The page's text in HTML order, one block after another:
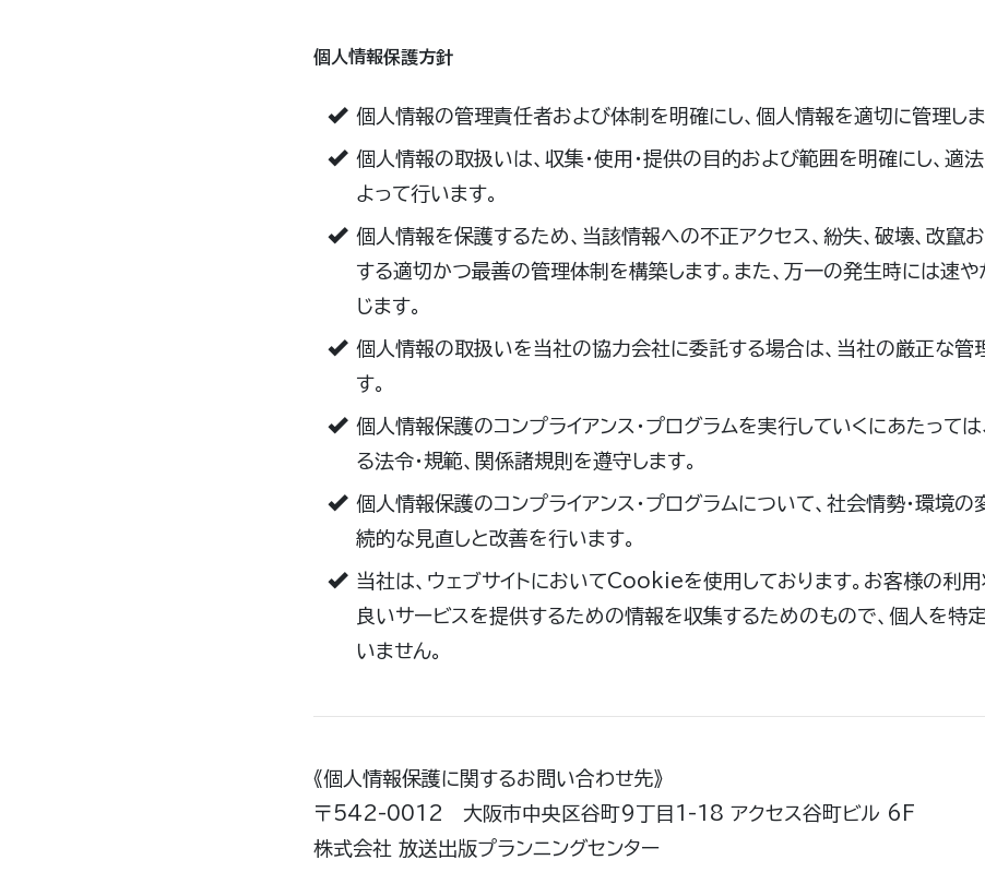
個人情報保護方針
個人情報の管理責任者および体制を明確にし、個人情報を適切に管理しま
個人情報の取扱いは、収集・使用・提供の目的および範囲を明確にし、適
よって行います。
個人情報を保護するため、当該情報への不正アクセス、紛失、破壊、改竄
する適切かつ最善の管理体制を構築します。また、万一の発生時には速
じます。
個人情報の取扱いを当社の協力会社に委託する場合は、当社の厳正な管
す。
個人情報保護のコンプライアンス・プログラムを実行していくにあたって
る法令・規範、関係諸規則を遵守します。
個人情報保護のコンプライアンス・プログラムについて、社会情勢・環境の
続的な見直しと改善を行います。
当社は、ウェブサイトにおいてCookieを使用しております。お客様の利用
良いサービスを提供するための情報を収集するためのもので、個人を特
いません。
《個人情報保護に関するお問い合わせ先》
〒542-0012 大阪市中央区谷町9丁目1-18 アクセス谷町ビル 6F
株式会社 放送出版プランニングセンター